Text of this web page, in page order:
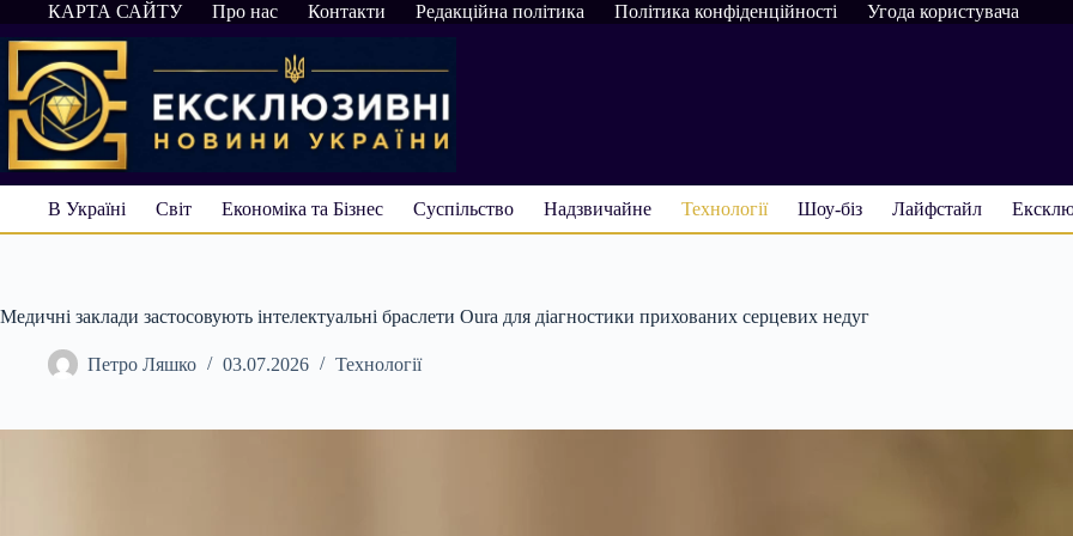
Перейти
до
вмісту
КАРТА САЙТУ Про нас Контакти Редакційна політика Політика конфіденційності Угода користувача
В Україні Світ Економіка та Бізнес Суспільство Надзвичайне Технології Шоу-біз Лайфстайл
Медичні заклади застосовують інтелектуальні браслети Oura для діагностики прихованих серцевих недуг
Петро Ляшко 03.07.2026 Технології